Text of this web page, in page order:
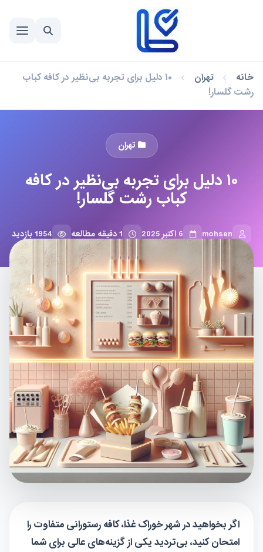
خانه تهران
۱۰ دلیل برای تجربه بی‌نظیر در کافه کباب
رشت گلسار!
تهران
۱۰ دلیل برای تجربه بی‌نظیر در کافه
کباب رشت گلسار!
mohsen 6 اکتبر 2025 1 دقیقه مطالعه 1954 بازدید
اگر بخواهید در شهر خوراک غذا، کافه رستورانی متفاوت را
امتحان کنید، بی‌تردید یکی از گزینه‌های عالی برای شما